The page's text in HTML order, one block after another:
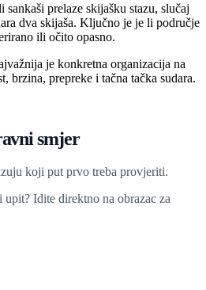
prelaze skijašku stazu, slučaj
dva skijaša. Ključno je je li područje
ili očito opasno.
je konkretna organizacija na
brzina, prepreke i tačna tačka sudara.
smjer
koji put prvo treba provjeriti.
upit? Idite direktno na obrazac za